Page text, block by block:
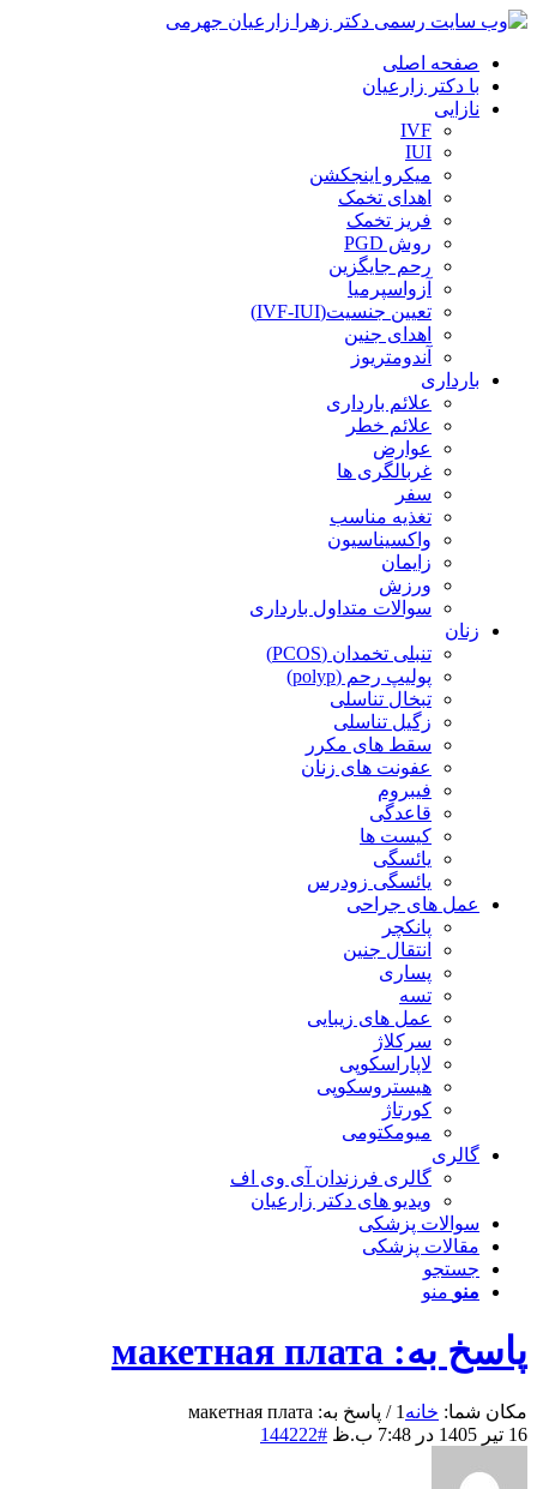
صفحه اصلی
با دکتر زارعیان
نازایی
IVF
IUI
میکرو اینجکشن
اهدای تخمک
فریز تخمک
روش PGD
رحم جایگزین
آزواسپرمیا
تعیین جنسیت(IVF-IUI)
اهدای جنین
آندومتریوز
بارداری
علائم بارداری
علائم خطر
عوارض
غربالگری ها
سفر
تغذیه مناسب
واکسیناسیون
زایمان
ورزش
سوالات متداول بارداری
زنان
تنبلی تخمدان (PCOS)
پولیپ رحم (polyp)
تبخال تناسلی
زگیل تناسلی
سقط های مکرر
عفونت های زنان
فیبروم
قاعدگی
کیست ها
یائسگی
یائسگی زودرس
عمل های جراحی
پانکچر
انتقال جنین
پساری
تسه
عمل های زیبایی
سرکلاژ
لاپاراسکوپی
هیستروسکوپی
کورتاژ
میومکتومی
گالری
گالری فرزندان آی وی اف
ویدیو های دکتر زارعیان
سوالات پزشکی
مقالات پزشکی
جستجو
منو منو
پاسخ به: макетная плата
مکان شما: خانه 1
/ پاسخ به: макетная плата
16 تیر 1405 در 7:48 ب.ظ
#144222